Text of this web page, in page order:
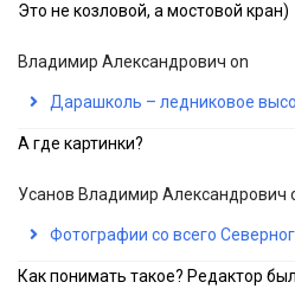
Это не козловой, а мостовой кран)
Владимир Александрович on
Дарашколь – ледниковое
А где картинки?
Усанов Владимир Александрович
Фотографии со всего
Как понимать такое? Редактор